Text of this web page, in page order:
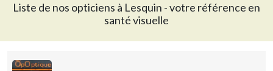
Liste de nos opticiens à Lesquin - votre référence en
santé visuelle